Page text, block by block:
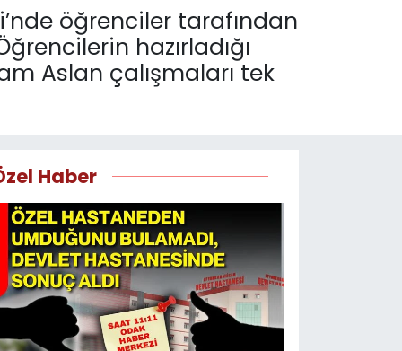
öğrenciler tarafından
hazırladığı
Aslan çalışmaları tek
Haber